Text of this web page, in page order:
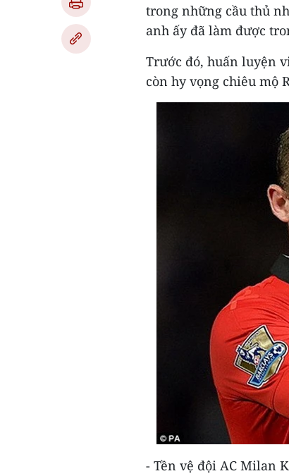
trong những cầu thủ
anh ấy đã làm được
Trước đó, huấn luyện
còn hy vọng chiêu mộ
- Tền vệ đội AC Milan